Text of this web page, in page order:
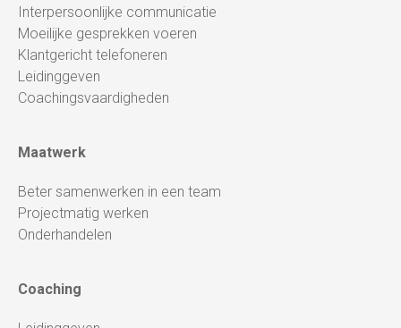
Interpersoonlijke communicatie
Moeilijke gesprekken voeren
Klantgericht telefoneren
Leidinggeven
Coachingsvaardigheden
Maatwerk
Beter samenwerken in een team
Projectmatig werken
Onderhandelen
Coaching